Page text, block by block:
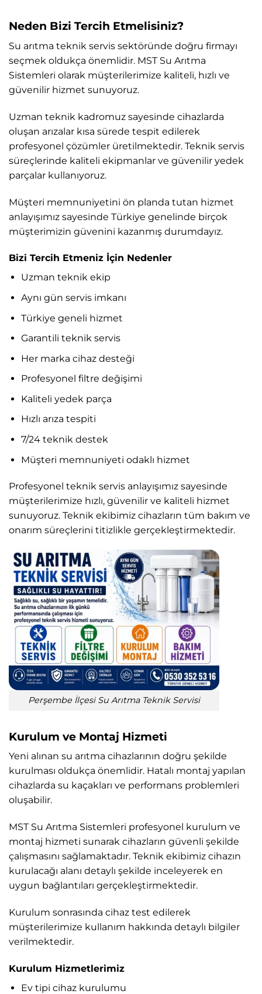
Neden Bizi Tercih Etmelisiniz?
Su arıtma teknik servis sektöründe doğru firmayı
seçmek oldukça önemlidir. MST Su Arıtma
Sistemleri olarak müşterilerimize kaliteli, hızlı ve
güvenilir hizmet sunuyoruz.
Uzman teknik kadromuz sayesinde cihazlarda
oluşan arızalar kısa sürede tespit edilerek
profesyonel çözümler üretilmektedir. Teknik servis
süreçlerinde kaliteli ekipmanlar ve güvenilir yedek
parçalar kullanıyoruz.
Müşteri memnuniyetini ön planda tutan hizmet
anlayışımız sayesinde Türkiye genelinde birçok
müşterimizin güvenini kazanmış durumdayız.
Bizi Tercih Etmeniz İçin Nedenler
Uzman teknik ekip
Aynı gün servis imkanı
Türkiye geneli hizmet
Garantili teknik servis
Her marka cihaz desteği
Profesyonel filtre değişimi
Kaliteli yedek parça
Hızlı arıza tespiti
7/24 teknik destek
Müşteri memnuniyeti odaklı hizmet
Profesyonel teknik servis anlayışımız sayesinde
müşterilerimize hızlı, güvenilir ve kaliteli hizmet
sunuyoruz. Teknik ekibimiz cihazların tüm bakım ve
onarım süreçlerini titizlikle gerçekleştirmektedir.
Perşembe İlçesi Su Arıtma Teknik Servisi
Kurulum ve Montaj Hizmeti
Yeni alınan su arıtma cihazlarının doğru şekilde
kurulması oldukça önemlidir. Hatalı montaj yapılan
cihazlarda su kaçakları ve performans problemleri
oluşabilir.
MST Su Arıtma Sistemleri profesyonel kurulum ve
montaj hizmeti sunarak cihazların güvenli şekilde
çalışmasını sağlamaktadır. Teknik ekibimiz cihazın
kurulacağı alanı detaylı şekilde inceleyerek en
uygun bağlantıları gerçekleştirmektedir.
Kurulum sonrasında cihaz test edilerek
müşterilerimize kullanım hakkında detaylı bilgiler
verilmektedir.
Kurulum Hizmetlerimiz
Ev tipi cihaz kurulumu